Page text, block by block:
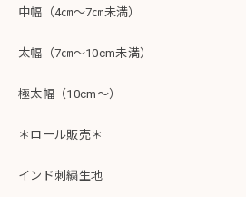
中幅（4㎝～7㎝未満）
太幅（7㎝～10cm未満）
極太幅（10cm～）
＊ロール販売＊
インド刺繍生地